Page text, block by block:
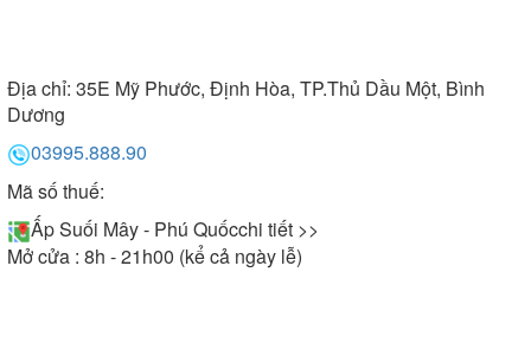
Địa chỉ: 35E Mỹ Phước, Định Hòa, TP.Thủ Dầu Một, Bình
Dương
03995.888.90
Mã số thuế:
Ấp Suối Mây - Phú Quốcchi tiết >>
Mở cửa : 8h - 21h00 (kể cả ngày lễ)